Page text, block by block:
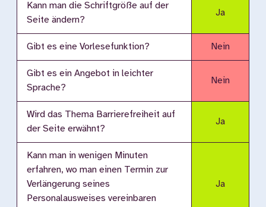
Kann man die Schriftgröße auf der
Seite ändern?
Ja
Gibt es eine Vorlesefunktion? Nein
Gibt es ein Angebot in leichter
Sprache?
Nein
Wird das Thema Barrierefreiheit auf
der Seite erwähnt?
Ja
Kann man in wenigen Minuten
erfahren, wo man einen Termin zur
Verlängerung seines
Personalausweises vereinbaren
Ja